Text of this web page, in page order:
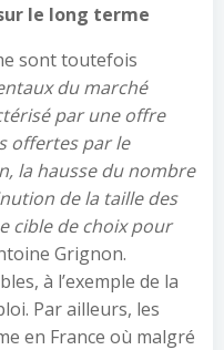
le long terme
sont toutefois
du marché
par une offre
offertes par le
la hausse du nombre
de la taille des
cible de choix pour
Grignon.
à l’exemple de la
Par ailleurs, les
en France où malgré